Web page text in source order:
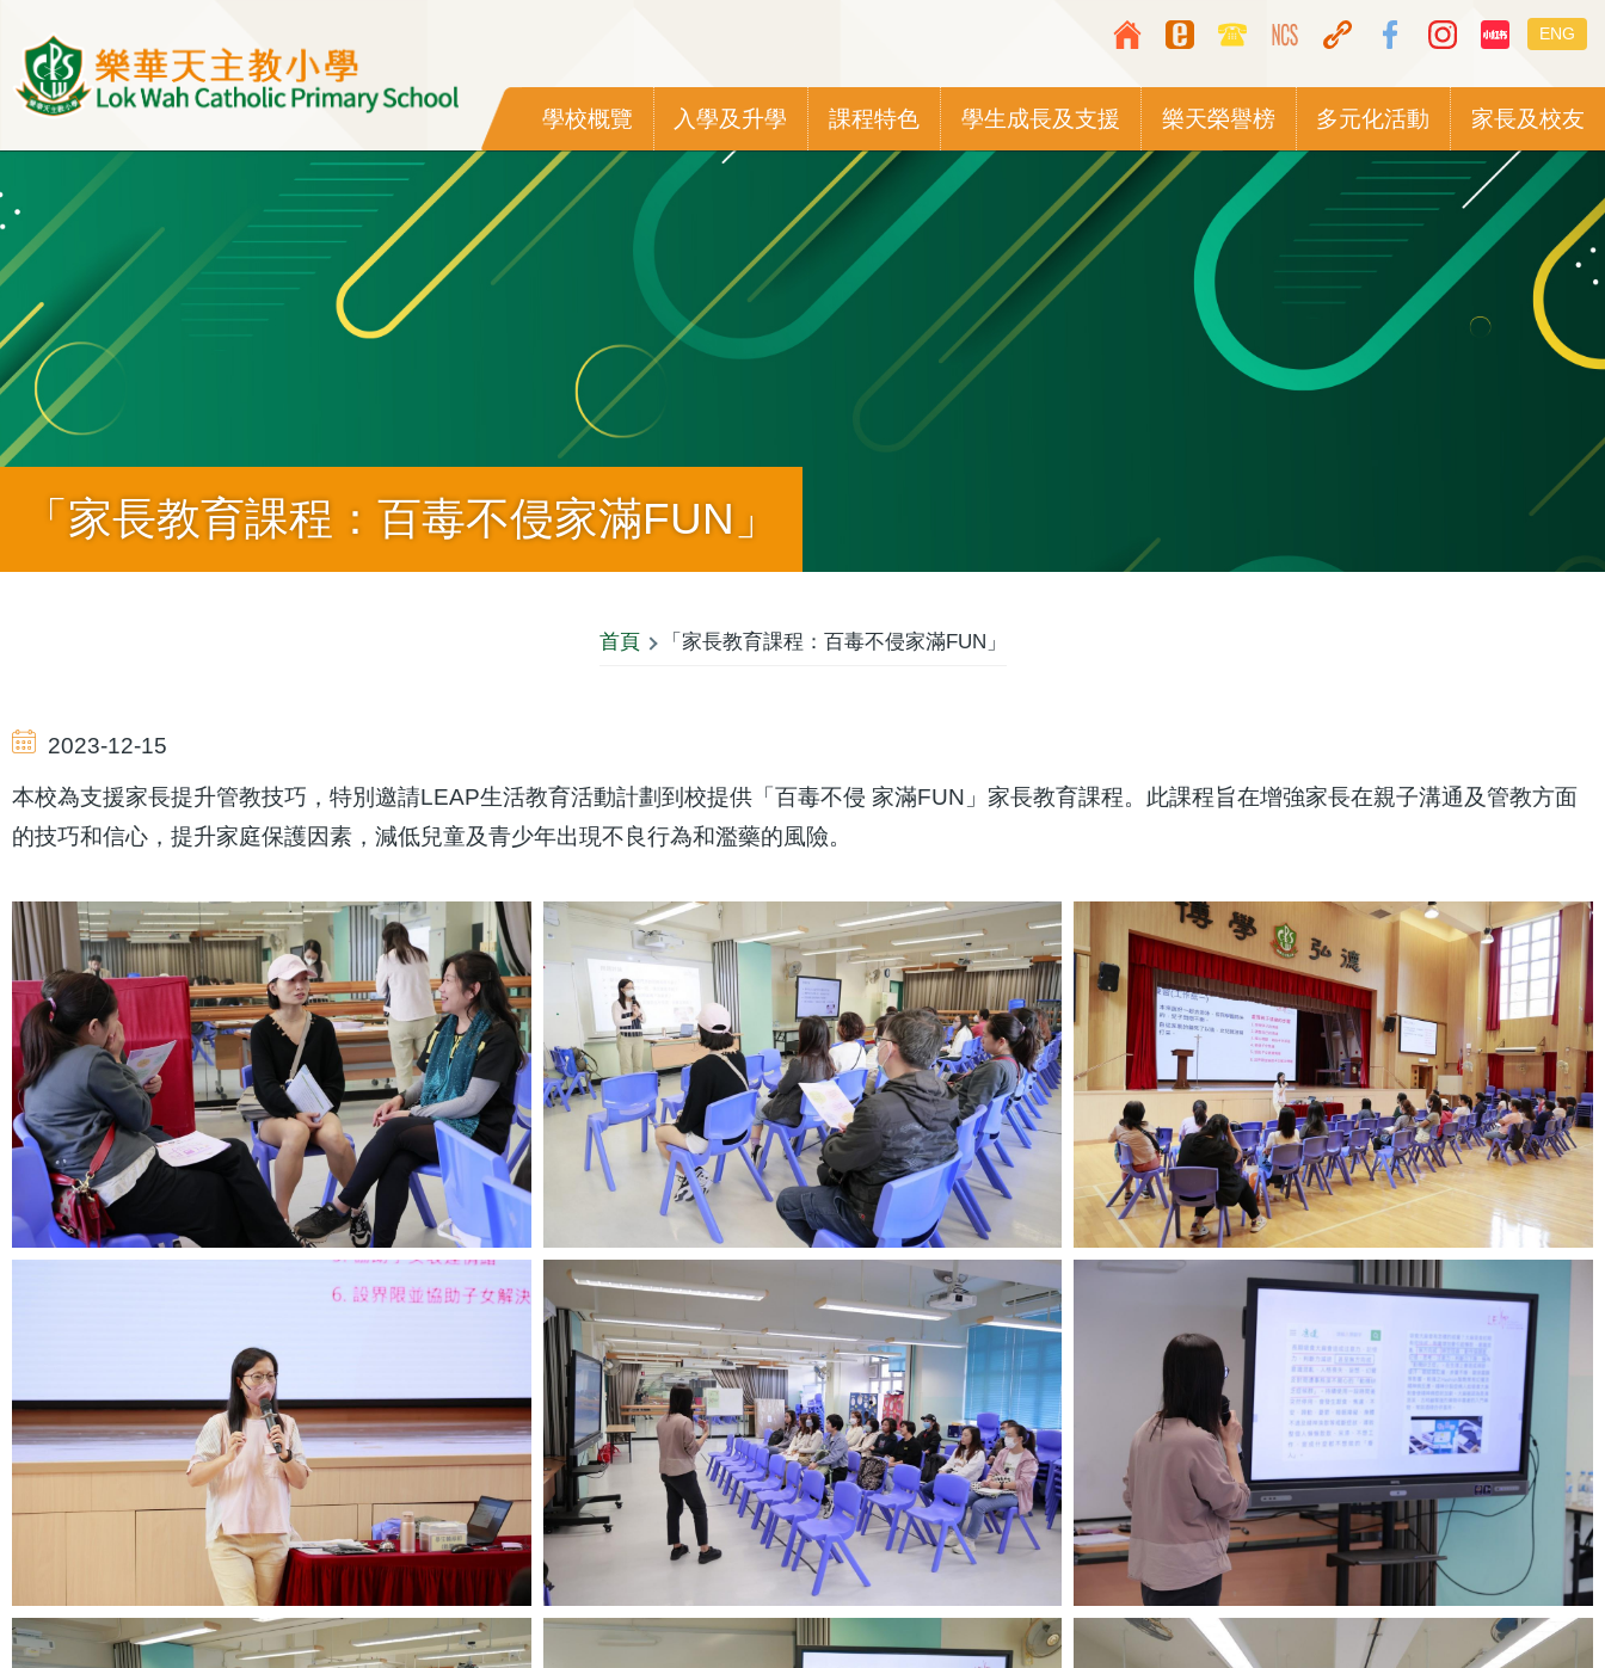
Top
Media
Icon
Button
switcher
ENG
Main
navigation
學校概覽 入學及升學 課程特色 學生成長及支援 樂天榮譽榜 多元化活動 家長及校友
「家長教育課程：百毒不侵家滿FUN」
航
連
首頁 「家長教育課程：百毒不侵家滿FUN」
2023-12-15
本校為支援家長提升管教技巧，特別邀請LEAP生活教育活動計劃到校提供「百毒不侵 家滿FUN」家長教育課程。此課程旨在增強家長在親子溝通及管教方面
的技巧和信心，提升家庭保護因素，減低兒童及青少年出現不良行為和濫藥的風險。